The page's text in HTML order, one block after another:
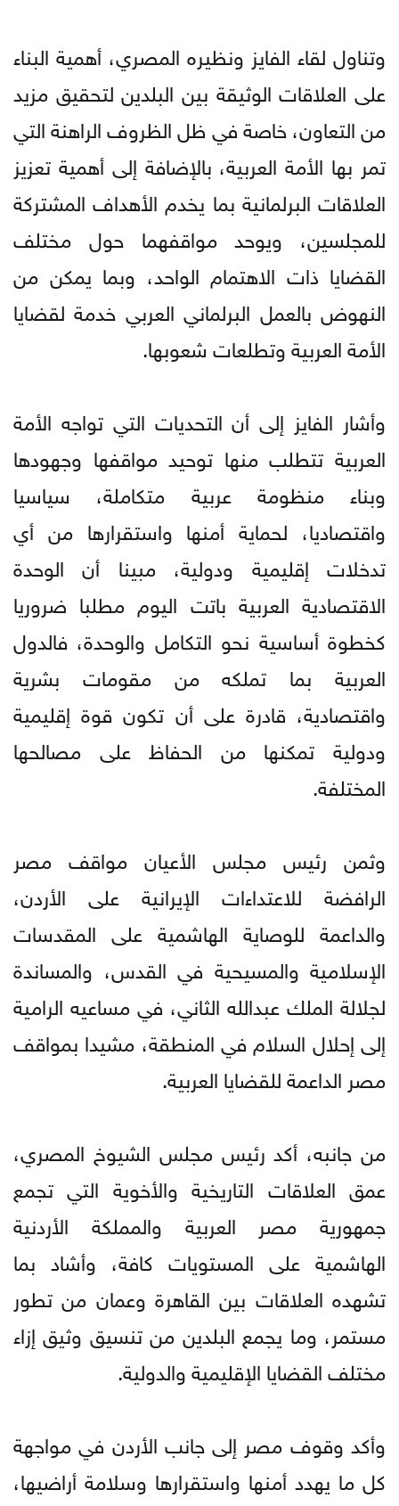
وتناول لقاء الفايز ونظيره المصري، أهمية البناء
على العلاقات الوثيقة بين البلدين لتحقيق مزيد
من التعاون، خاصة في ظل الظروف الراهنة التي
تمر بها الأمة العربية، بالإضافة إلى أهمية تعزيز
العلاقات البرلمانية بما يخدم الأهداف المشتركة
للمجلسين، ويوحد مواقفهما حول مختلف
القضايا ذات الاهتمام الواحد، وبما يمكن من
النهوض بالعمل البرلماني العربي خدمة لقضايا
الأمة العربية وتطلعات شعوبها.
وأشار الفايز إلى أن التحديات التي تواجه الأمة
العربية تتطلب منها توحيد مواقفها وجهودها
وبناء منظومة عربية متكاملة، سياسيا
واقتصاديا، لحماية أمنها واستقرارها من أي
تدخلات إقليمية ودولية، مبينا أن الوحدة
الاقتصادية العربية باتت اليوم مطلبا ضروريا
كخطوة أساسية نحو التكامل والوحدة، فالدول
العربية بما تملكه من مقومات بشرية
واقتصادية، قادرة على أن تكون قوة إقليمية
ودولية تمكنها من الحفاظ على مصالحها
المختلفة.
وثمن رئيس مجلس الأعيان مواقف مصر
الرافضة للاعتداءات الإيرانية على الأردن،
والداعمة للوصاية الهاشمية على المقدسات
الإسلامية والمسيحية في القدس، والمساندة
لجلالة الملك عبدالله الثاني، في مساعيه الرامية
إلى إحلال السلام في المنطقة، مشيدا بمواقف
مصر الداعمة للقضايا العربية.
من جانبه، أكد رئيس مجلس الشيوخ المصري،
عمق العلاقات التاريخية والأخوية التي تجمع
جمهورية مصر العربية والمملكة الأردنية
الهاشمية على المستويات كافة، وأشاد بما
تشهده العلاقات بين القاهرة وعمان من تطور
مستمر، وما يجمع البلدين من تنسيق وثيق إزاء
مختلف القضايا الإقليمية والدولية.
وأكد وقوف مصر إلى جانب الأردن في مواجهة
كل ما يهدد أمنها واستقرارها وسلامة أراضيها،